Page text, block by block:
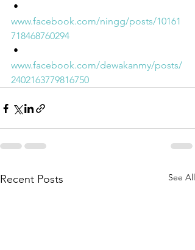
•
www.facebook.com/ningg/posts/10161
718468760294
•
www.facebook.com/dewakanmy/posts/
2402163779816750
Recent Posts See All